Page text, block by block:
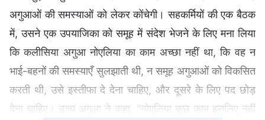
अगुआओं की समस्याओं को लेकर कोंचेगी। सहकर्मियों की एक बैठक
में, उसने एक उपयाजिका को समूह में संदेश भेजने के लिए मना लिया
कि कलीसिया अगुआ नोएलिया का काम अच्छा नहीं था, कि वह न
भाई-बहनों की समस्याएँ सुलझाती थी, न समूह अगुआओं को विकसित
करती थी, उसे इस्तीफा दे देना चाहिए, और दूसरे के लिए पद छोड़
देना चाहिए। उच्च अगुआ ने कहा, "नोएलिया कुछ काम इसलिए नहीं